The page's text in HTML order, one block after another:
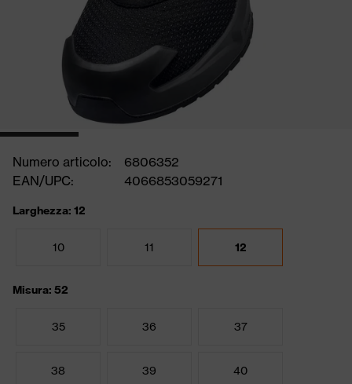
Numero articolo:
6806352
EAN/UPC:
4066853059271
Larghezza: 12
10 11 12
Misura: 52
35 36 37
38 39 40